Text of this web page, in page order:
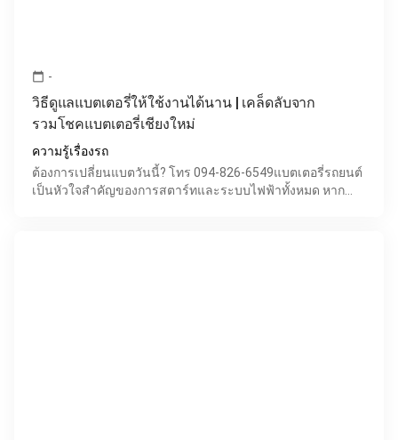
calendar_today -
วิธีดูแลแบตเตอรี่ให้ใช้งานได้นาน | เคล็ดลับจาก
รวมโชคแบตเตอรี่เชียงใหม่
ความรู้เรื่องรถ
ต้องการเปลี่ยนแบตวันนี้? โทร 094-826-6549แบตเตอรี่รถยนต์
เป็นหัวใจสำคัญของการสตาร์ทและระบบไฟฟ้าทั้งหมด หาก